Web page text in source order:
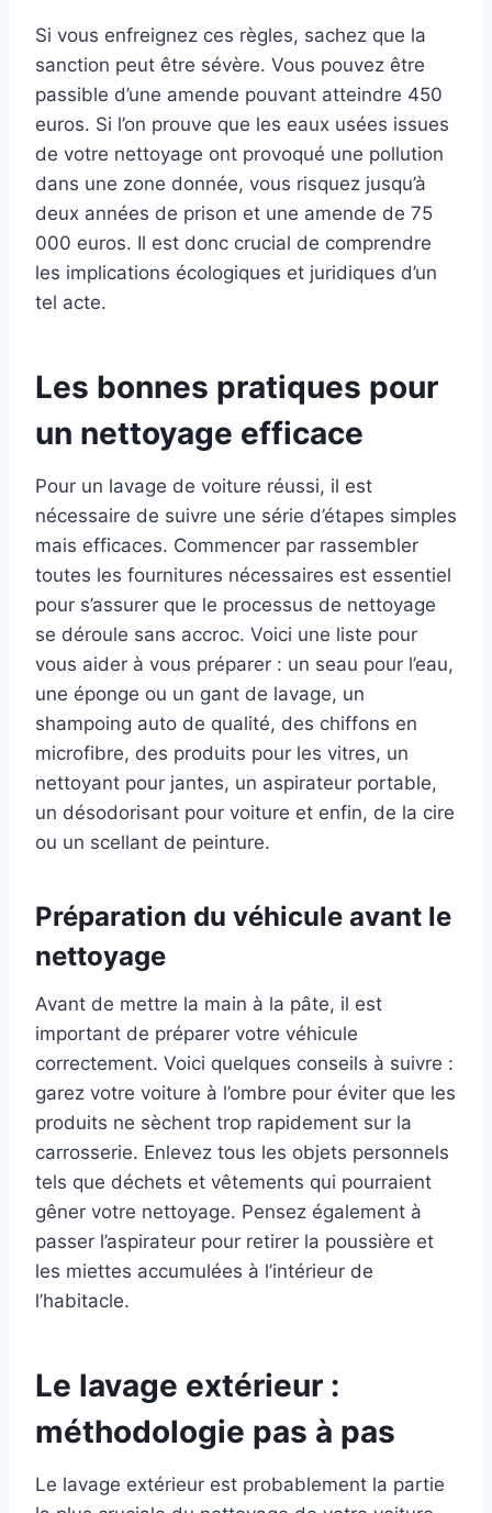
Si vous enfreignez ces règles, sachez que la
sanction peut être sévère. Vous pouvez être
passible d’une amende pouvant atteindre 450
euros. Si l’on prouve que les eaux usées issues
de votre nettoyage ont provoqué une pollution
dans une zone donnée, vous risquez jusqu’à
deux années de prison et une amende de 75
000 euros. Il est donc crucial de comprendre
les implications écologiques et juridiques d’un
tel acte.
Les bonnes pratiques pour
un nettoyage efficace
Pour un lavage de voiture réussi, il est
nécessaire de suivre une série d’étapes simples
mais efficaces. Commencer par rassembler
toutes les fournitures nécessaires est essentiel
pour s’assurer que le processus de nettoyage
se déroule sans accroc. Voici une liste pour
vous aider à vous préparer : un seau pour l’eau,
une éponge ou un gant de lavage, un
shampoing auto de qualité, des chiffons en
microfibre, des produits pour les vitres, un
nettoyant pour jantes, un aspirateur portable,
un désodorisant pour voiture et enfin, de la cire
ou un scellant de peinture.
Préparation du véhicule avant le
nettoyage
Avant de mettre la main à la pâte, il est
important de préparer votre véhicule
correctement. Voici quelques conseils à suivre :
garez votre voiture à l’ombre pour éviter que les
produits ne sèchent trop rapidement sur la
carrosserie. Enlevez tous les objets personnels
tels que déchets et vêtements qui pourraient
gêner votre nettoyage. Pensez également à
passer l’aspirateur pour retirer la poussière et
les miettes accumulées à l’intérieur de
l’habitacle.
Le lavage extérieur :
méthodologie pas à pas
Le lavage extérieur est probablement la partie